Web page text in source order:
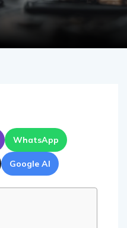
WhatsApp
Google AI